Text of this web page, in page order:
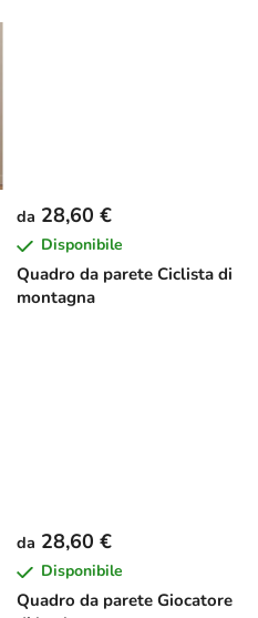
Quadro da parete Ciclista di
montagna
da 28,60 €
Disponibile
Quadro da parete Giocatore
da 28,60 €
Disponibile